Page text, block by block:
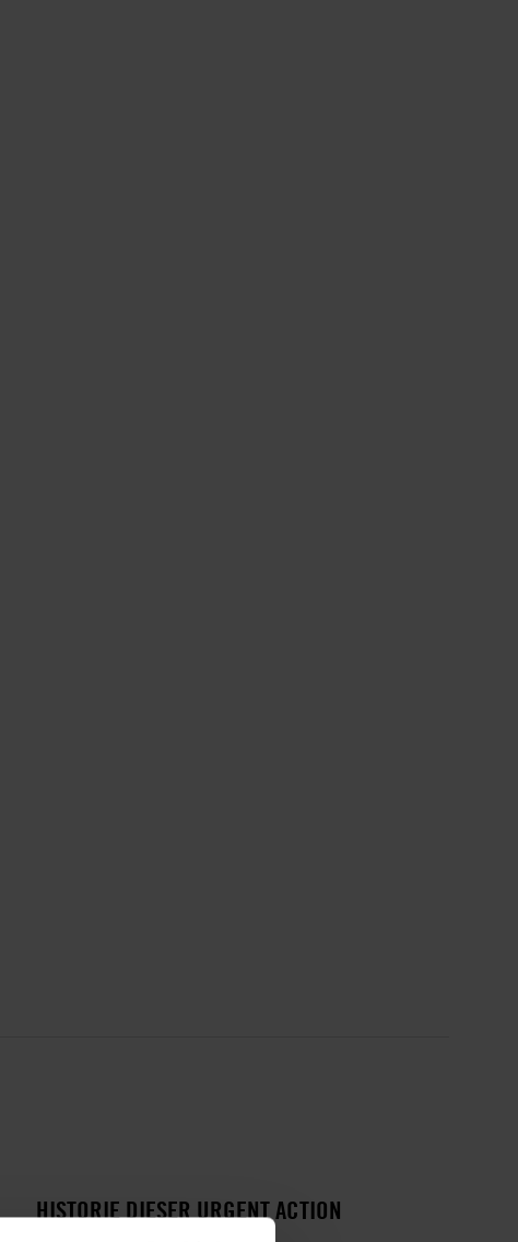
HISTORIE DIESER URGENT ACTION